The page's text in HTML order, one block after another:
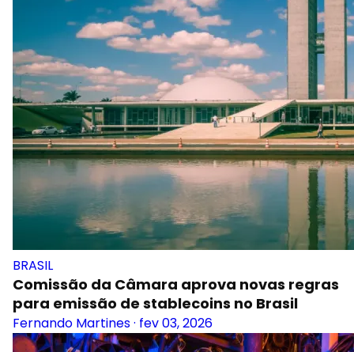
BRASIL
Comissão da Câmara aprova novas regras
para emissão de stablecoins no Brasil
Fernando Martines· fev 03, 2026